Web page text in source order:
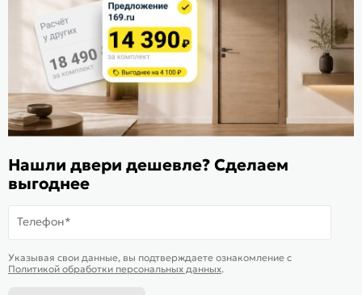
В корзину-30 024 ₽ Купить в 1 клик
Расскажите о нас
Поделиться
Оцените магазин
ИКС 1340
© 2010—2026 Склад Дверей 169.RU
Пользовательское соглашение
Политика обработки персональных данных
Нашли двери дешевле? Сделаем
выгоднее
Телефон*
Указывая свои данные, вы подтверждаете ознакомление c
Политикой обработки персональных данных.